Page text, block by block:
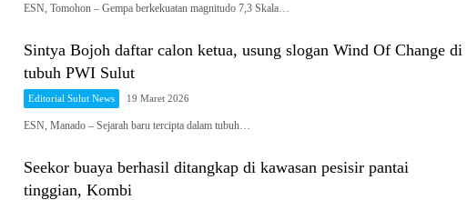
ESN, Tomohon – Gempa berkekuatan magnitudo 7,3 Skala…
Sintya Bojoh daftar calon ketua, usung slogan Wind Of Change di
tubuh PWI Sulut
Editorial Sulut News 19 Maret 2026
ESN, Manado – Sejarah baru tercipta dalam tubuh…
Seekor buaya berhasil ditangkap di kawasan pesisir pantai
tinggian, Kombi